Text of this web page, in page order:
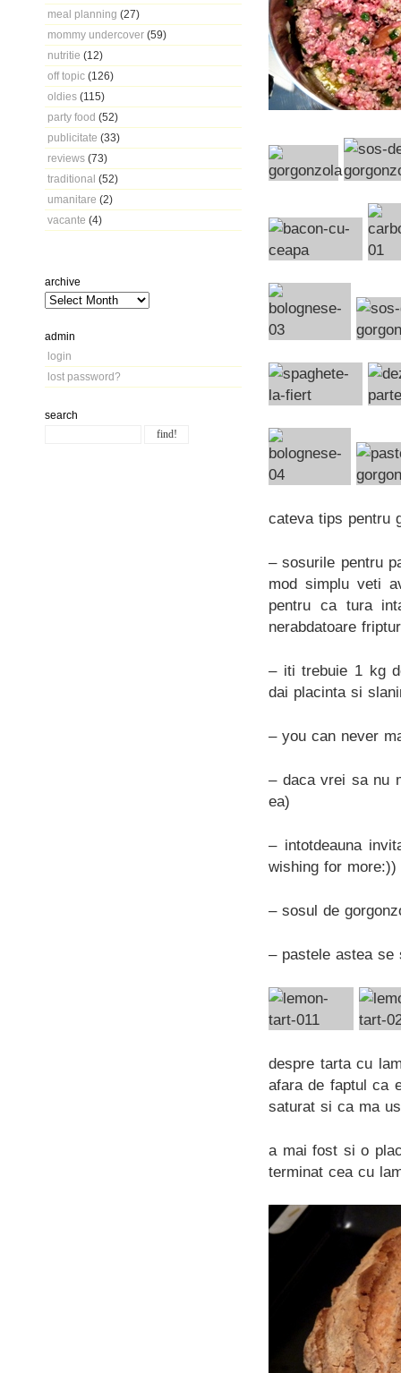
meal planning (27)
mommy undercover (59)
nutritie (12)
off topic (126)
oldies (115)
party food (52)
publicitate (33)
reviews (73)
traditional (52)
umanitare (2)
vacante (4)
archive
admin
login
lost password?
search
cateva tips pentru
– sosurile pentru
mod simplu veti
pentru ca tura
nerabdatoare
– iti trebuie 1 kg
dai placinta si
– you can never
– daca vrei sa nu
ea)
– intotdeauna
wishing for
– sosul de
– pastele astea se
despre tarta cu
afara de faptul ca
saturat si ca ma
a mai fost si o
terminat cea cu